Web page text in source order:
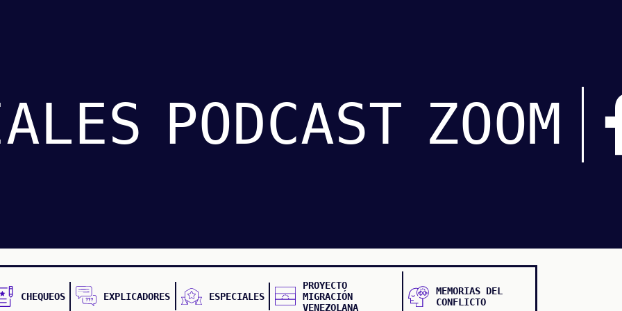
PODCAST ZOOM
CHEQUEOS EXPLICADORES ESPECIALES
PROYECTO
MIGRACIÓN
VENEZOLANA
MEMORIAS DEL
CONFLICTO